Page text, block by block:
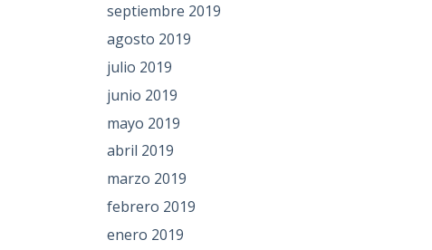
septiembre 2019
agosto 2019
julio 2019
junio 2019
mayo 2019
abril 2019
marzo 2019
febrero 2019
enero 2019